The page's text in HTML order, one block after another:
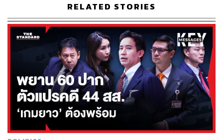
เมื่อผู้สื่อข่าวถามว่า การหยิบยกประเด็นนี้เข้าไปหารือในสภา
หวังผลอะไรหรือไม่ อดิศรกล่าวว่า หวังผลให้มีความสำนึก
ให้มีความเหมาะสมเกิดขึ้นตอนอภิปราย ปดิพัทธ์ควรจะเป็น
รองประธานสภา คนที่ 1 ต่อไปหรือไม่ เพราะไม่ได้มีเจตนา
ขับออกมาจริงๆ
เมื่อผู้สื่อข่าวถามต่อว่า จะต้องมีการพิสูจน์เจตนาด้วยใช่หรือ
ไม่ อดิศรกล่าวว่า ปดิพัทธ์มีความผิดทางจริยธรรมอะไรที่ต้อง
ถูกขับออกจากสมาชิกพรรค และการถูกขับออกจากพรรคถือ
เป็นการประหารชีวิตทางการเมืองอย่างร้ายแรงที่สุดเท่าที่จะ
พึงมีต่อพรรคการเมือง
RELATED STORIES